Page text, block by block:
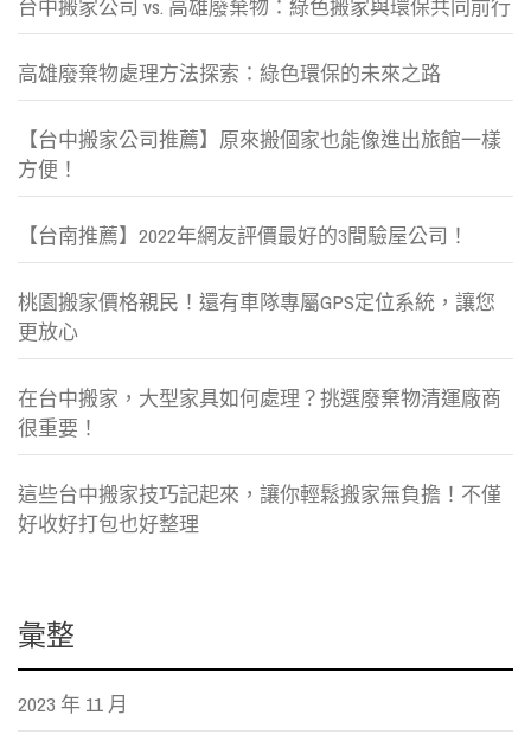
台中搬家公司 vs. 高雄廢棄物：綠色搬家與環保共同前行
高雄廢棄物處理方法探索：綠色環保的未來之路
【台中搬家公司推薦】原來搬個家也能像進出旅館一樣
方便！
【台南推薦】2022年網友評價最好的3間驗屋公司！
桃園搬家價格親民！還有車隊專屬GPS定位系統，讓您
更放心
在台中搬家，大型家具如何處理？挑選廢棄物清運廠商
很重要！
這些台中搬家技巧記起來，讓你輕鬆搬家無負擔！不僅
好收好打包也好整理
彙整
2023 年 11 月